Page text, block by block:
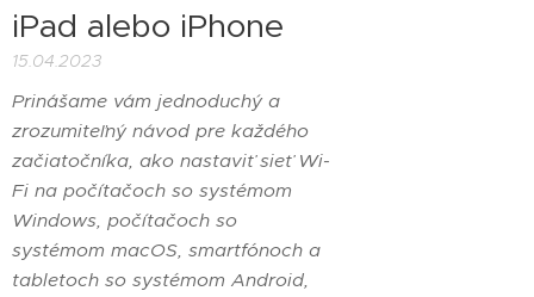
iPad alebo iPhone
15.04.2023
Prinášame vám jednoduchý a
zrozumiteľný návod pre každého
začiatočníka, ako nastaviť sieť Wi-
Fi na počítačoch so systémom
Windows, počítačoch so
systémom macOS, smartfónoch a
tabletoch so systémom Android,